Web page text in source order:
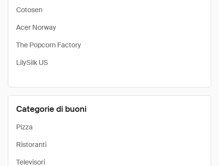
Cotosen
Acer Norway
The Popcorn Factory
LilySilk US
Categorie di buoni
Pizza
Ristoranti
Televisori